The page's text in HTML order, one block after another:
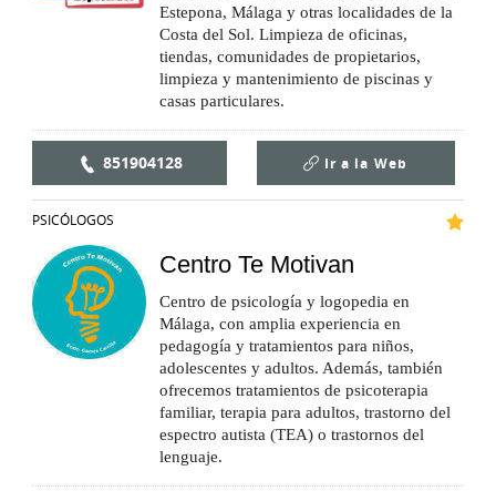
Estepona, Málaga y otras localidades de la
Costa del Sol. Limpieza de oficinas,
tiendas, comunidades de propietarios,
limpieza y mantenimiento de piscinas y
casas particulares.
851904128 Ir a la Web
PSICÓLOGOS
Centro Te Motivan
Centro de psicología y logopedia en
Málaga, con amplia experiencia en
pedagogía y tratamientos para niños,
adolescentes y adultos. Además, también
ofrecemos tratamientos de psicoterapia
familiar, terapia para adultos, trastorno del
espectro autista (TEA) o trastornos del
lenguaje.